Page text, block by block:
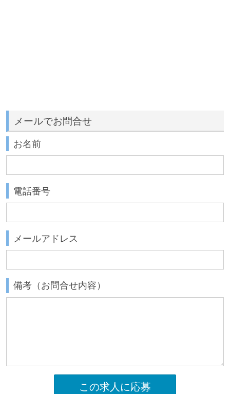
メールでお問合せ
お名前
電話番号
メールアドレス
備考（お問合せ内容）
この求人に応募